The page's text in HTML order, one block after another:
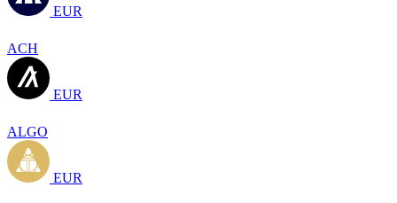
EUR
ACH
EUR
ALGO
EUR